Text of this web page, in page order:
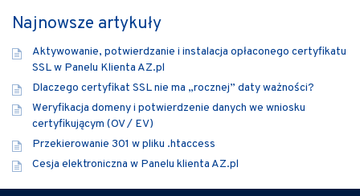
Najnowsze artykuły
Aktywowanie, potwierdzanie i instalacja opłaconego certyfikatu
SSL w Panelu Klienta AZ.pl
Dlaczego certyfikat SSL nie ma „rocznej” daty ważności?
Weryfikacja domeny i potwierdzenie danych we wniosku
certyfikującym (OV / EV)
Przekierowanie 301 w pliku .htaccess
Cesja elektroniczna w Panelu klienta AZ.pl